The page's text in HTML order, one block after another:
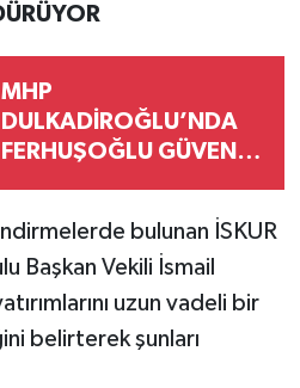
MHP
DULKADİROĞLU’NDA
FERHUŞOĞLU GÜVEN
bulunan İSKUR
Başkan Vekili İsmail
uzun vadeli bir
belirterek şunları